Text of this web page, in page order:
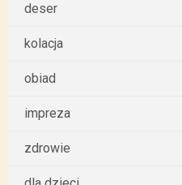
deser
kolacja
obiad
impreza
zdrowie